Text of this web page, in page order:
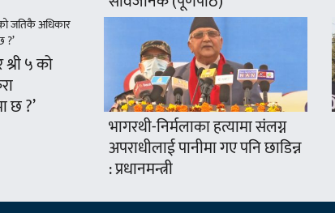
श्री ५ को
छ ?’
भागरथी-निर्मलाका हत्यामा संलग्न
अपराधीलाई पानीमा गए पनि छाडिन्न
: प्रधानमन्त्री